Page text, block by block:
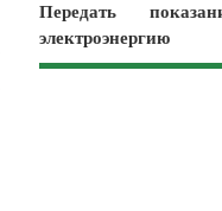
Передать
электроэнергию